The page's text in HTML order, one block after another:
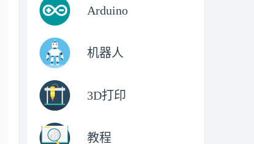
Arduino
机器人
3D打印
教程